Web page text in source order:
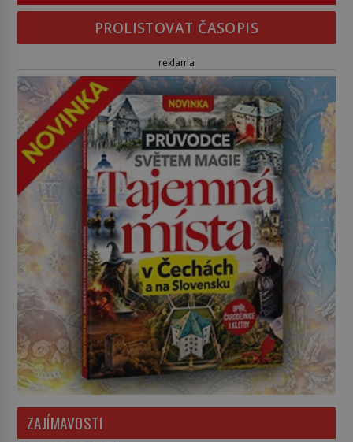
PROLISTOVAT ČASOPIS
reklama
ZAJÍMAVOSTI